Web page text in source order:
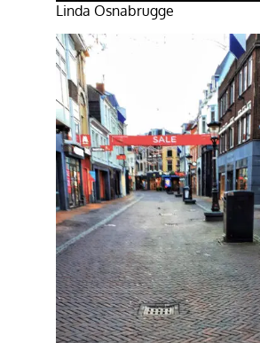
Linda Osnabrugge